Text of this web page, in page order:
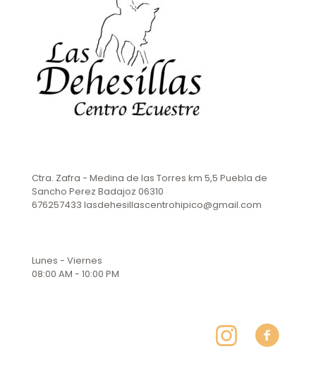
Ctra. Zafra - Medina de las Torres km 5,5 Puebla de
Sancho Perez Badajoz 06310
676257433 lasdehesillascentrohipico@gmail.com
Lunes - Viernes
08:00 AM - 10:00 PM